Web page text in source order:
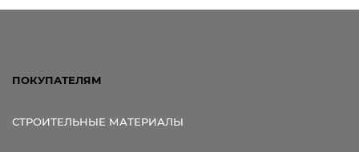
ПОКУПАТЕЛЯМ
СТРОИТЕЛЬНЫЕ МАТЕРИАЛЫ